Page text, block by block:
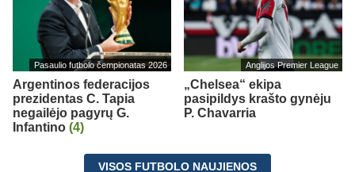
Pasaulio futbolo čempionatas 2026
Argentinos federacijos
prezidentas C. Tapia
negailėjo pagyrų G.
Infantino (4)
Anglijos Premier League
„Chelsea“ ekipa
pasipildys krašto gynėju
P. Chavarria
VISOS FUTBOLO NAUJIENOS